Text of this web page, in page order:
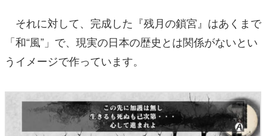
それに対して、完成した『残月の鎖宮』はあくまで
「和“風”」で、現実の日本の歴史とは関係がないとい
うイメージで作っています。